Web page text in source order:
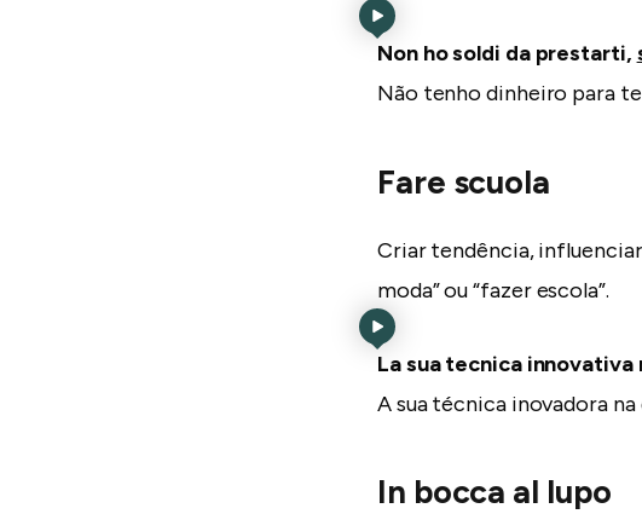
Non ho soldi da prestarti,
Não tenho dinheiro para
Fare scuola
Criar tendência,
moda” ou “fazer escola”.
La sua tecnica innovativa
A sua técnica inovadora
In bocca al lupo